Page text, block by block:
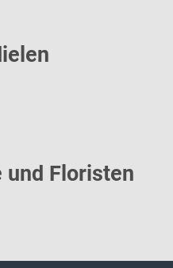
und Floristen